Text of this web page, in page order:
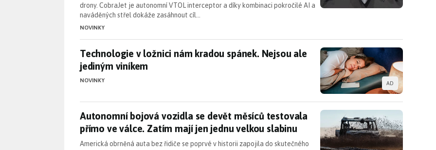
drony. CobraJet je autonomní VTOL interceptor a díky kombinaci pokročilé AI a
naváděných střel dokáže zasáhnout cíl…
NOVINKY
Technologie v ložnici nám kradou spánek. Nejsou ale jediným viníkem
Technologie v ložnici nám kradou spánek. Nejsou ale
jediným viníkem
NOVINKY AD
Autonomní bojová vozidla se devět měsíců testovala přímo ve válce. Zatím mají
Autonomní bojová vozidla se devět měsíců testovala
přímo ve válce. Zatím mají jen jednu velkou slabinu
Americká obrněná auta bez řidiče se poprvé v historii zapojila do skutečného